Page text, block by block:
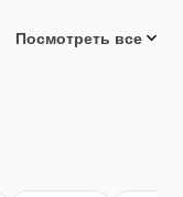
Посмотреть все